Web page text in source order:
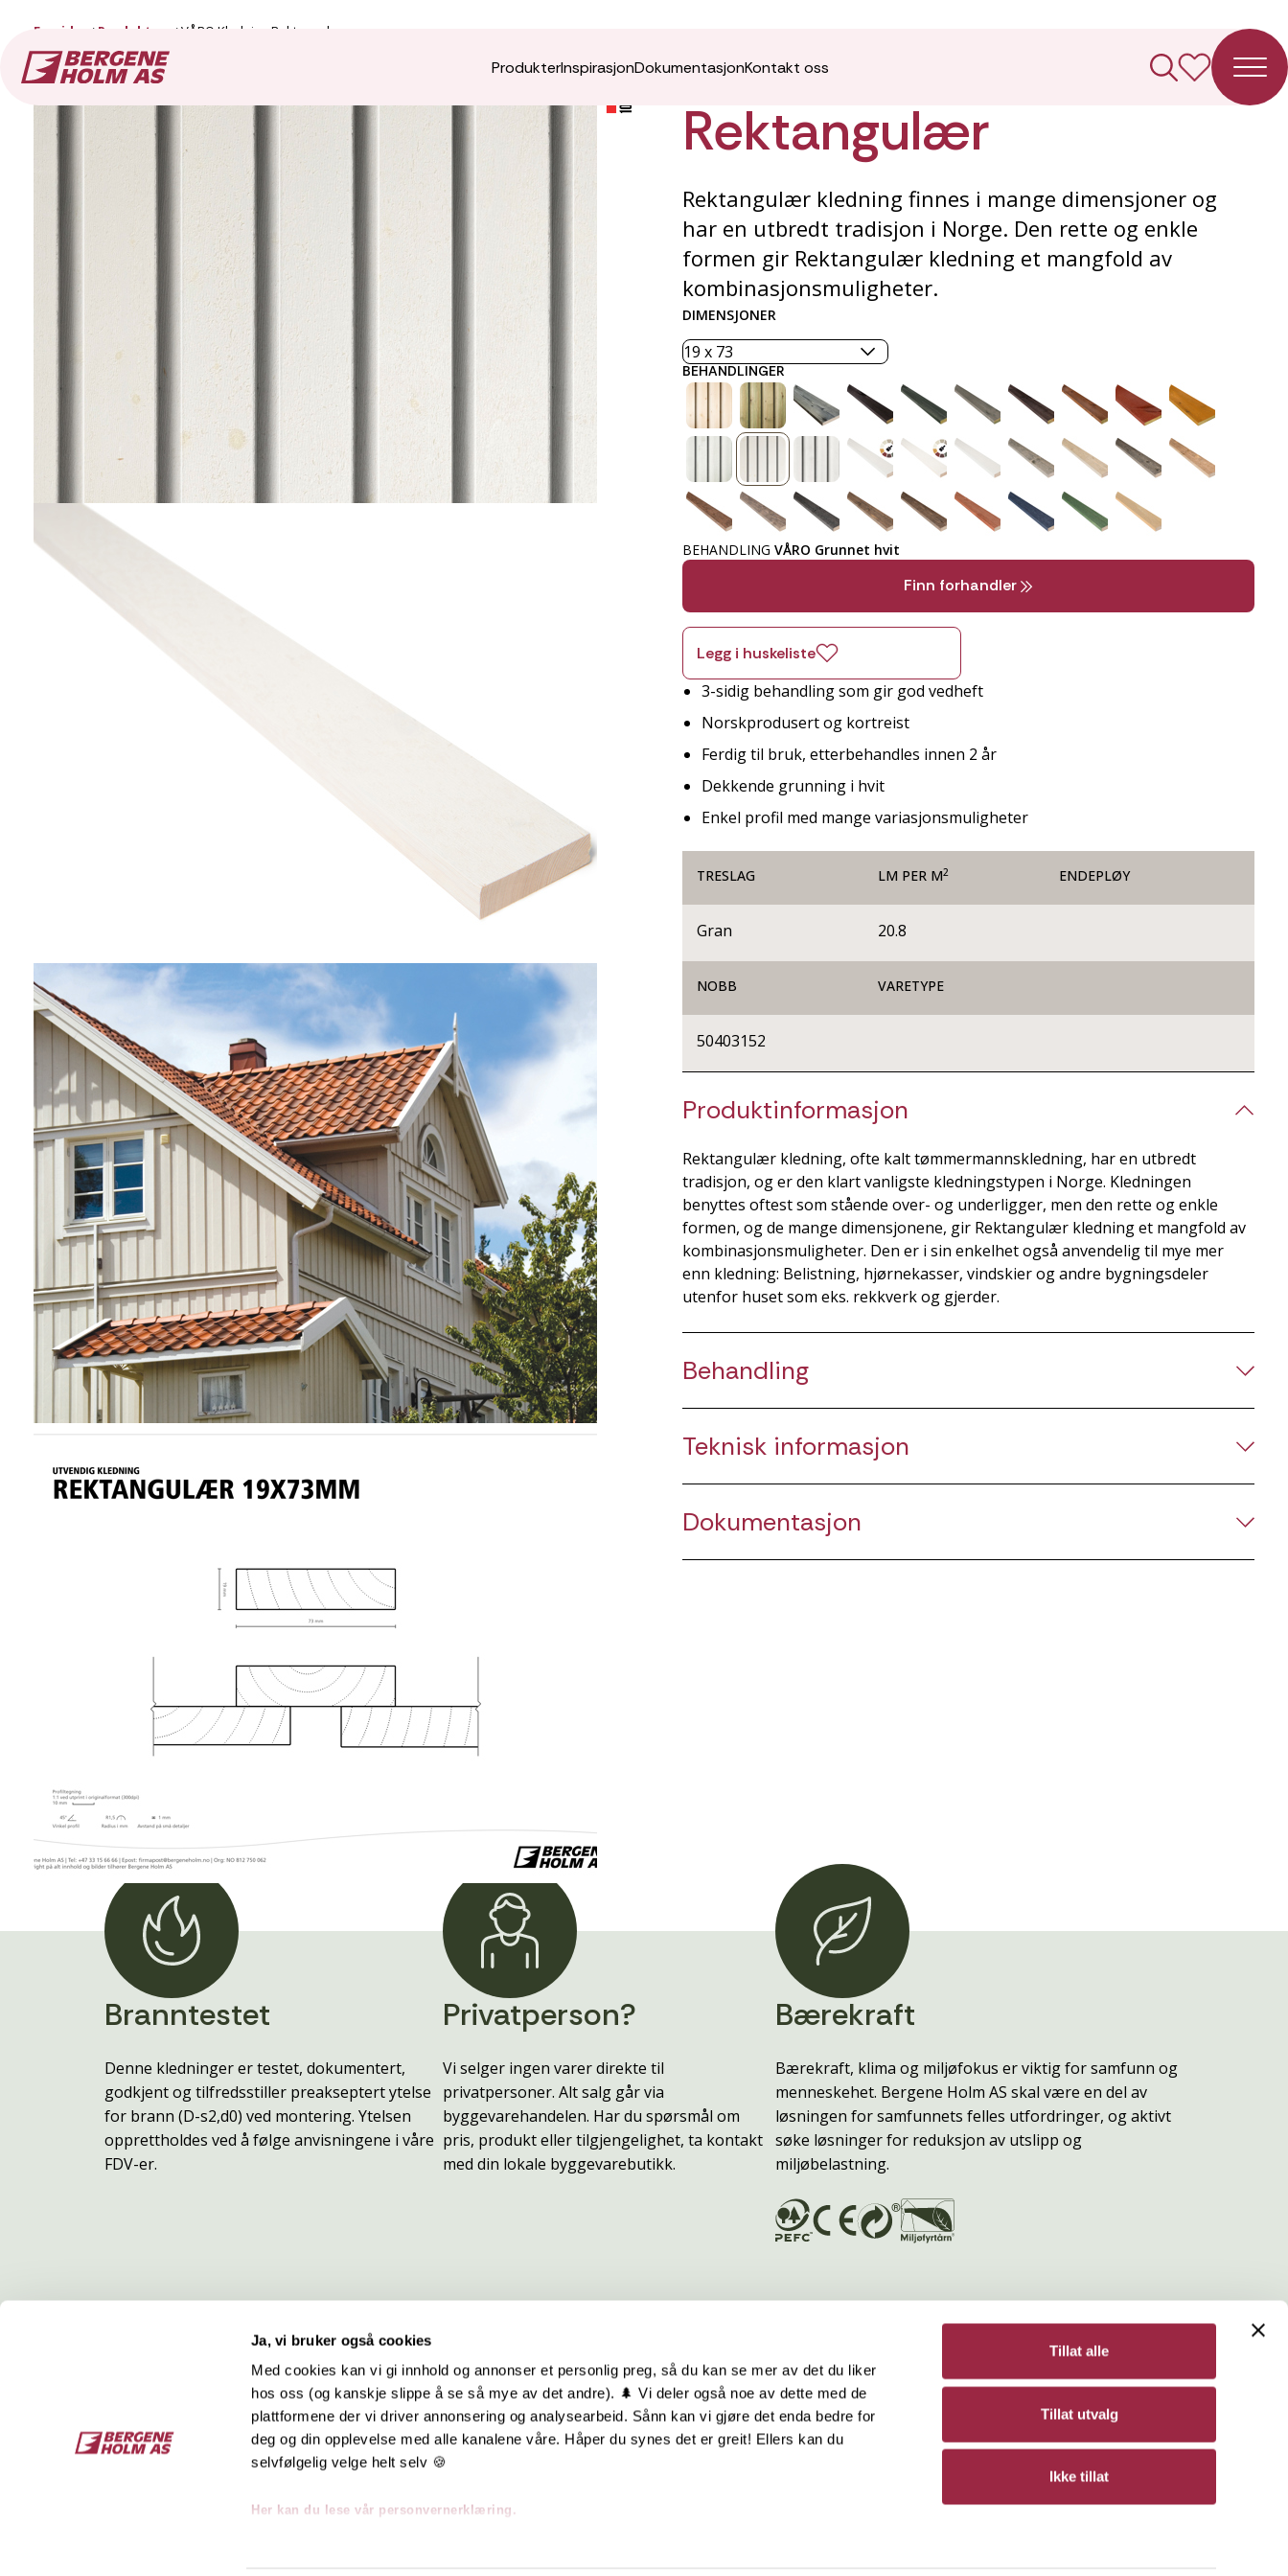
Ja, vi bruker også cookies
Med cookies kan vi gi innhold og annonser et personlig preg, så du kan se mer av det du liker
hos oss (og kanskje slippe å se så mye av det andre). 🌲 Vi deler også noe av dette med de
plattformene der vi driver annonsering og analysearbeid. Sånn kan vi gjøre det enda bedre for
deg og din opplevelse med alle kanalene våre. Håper du synes det er greit! Ellers kan du
selvfølgelig velge helt selv 🍪
Her kan du lese vår personvernerklæring.
Tillat alle
Tillat utvalg
Ikke tillat
ProdukterInspirasjonDokumentasjonKontakt oss
Forside Produkter VÅRO Kledning Rektangulær
VÅRO Kledning
Rektangulær
Rektangulær kledning finnes i mange dimensjoner og
har en utbredt tradisjon i Norge. Den rette og enkle
formen gir Rektangulær kledning et mangfold av
kombinasjonsmuligheter.
DIMENSJONER
BEHANDLINGER
BEHANDLING VÅRO Grunnet hvit
Finn forhandler
Legg i huskeliste
3-sidig behandling som gir god vedheft
Norskprodusert og kortreist
Ferdig til bruk, etterbehandles innen 2 år
Dekkende grunning i hvit
Enkel profil med mange variasjonsmuligheter
TRESLAG LM PER M2 ENDEPLØY
Gran 20.8
NOBB VARETYPE
50403152
Produktinformasjon
Rektangulær kledning, ofte kalt tømmermannskledning, har en utbredt
tradisjon, og er den klart vanligste kledningstypen i Norge. Kledningen
benyttes oftest som stående over- og underligger, men den rette og enkle
formen, og de mange dimensjonene, gir Rektangulær kledning et mangfold av
kombinasjonsmuligheter. Den er i sin enkelhet også anvendelig til mye mer
enn kledning: Belistning, hjørnekasser, vindskier og andre bygningsdeler
utenfor huset som eks. rekkverk og gjerder.
Behandling
Teknisk informasjon
Dokumentasjon
Branntestet
Denne kledninger er testet, dokumentert,
godkjent og tilfredsstiller preakseptert ytelse
for brann (D-s2,d0) ved montering. Ytelsen
opprettholdes ved å følge anvisningene i våre
FDV-er.
Privatperson?
Vi selger ingen varer direkte til
privatpersoner. Alt salg går via
byggevarehandelen. Har du spørsmål om
pris, produkt eller tilgjengelighet, ta kontakt
med din lokale byggevarebutikk.
Bærekraft
Bærekraft, klima og miljøfokus er viktig for samfunn og
menneskehet. Bergene Holm AS skal være en del av
løsningen for samfunnets felles utfordringer, og aktivt
søke løsninger for reduksjon av utslipp og
miljøbelastning.
Bergene Holm AS
ordre@bergeneholm.no
Om oss
Jobbe hos oss
Hurtiglenker Bergene Holm